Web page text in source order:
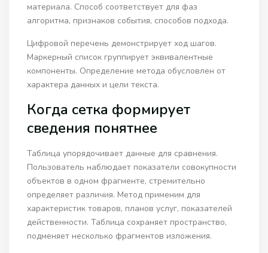
материала. Способ соответствует для фаз
алгоритма, признаков события, способов подхода.
Цифровой перечень демонстрирует ход шагов.
Маркерный список группирует эквивалентные
компоненты. Определение метода обусловлен от
характера данных и цели текста.
Когда сетка формирует
сведения понятнее
Таблица упорядочивает данные для сравнения.
Пользователь наблюдает показатели совокупности
объектов в одном фрагменте, стремительно
определяет различия. Метод применим для
характеристик товаров, планов услуг, показателей
действенности. Таблица сохраняет пространство,
подменяет несколько фрагментов изложения.